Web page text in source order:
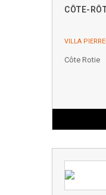
CÔTE-
VILLA
Côte Rotie